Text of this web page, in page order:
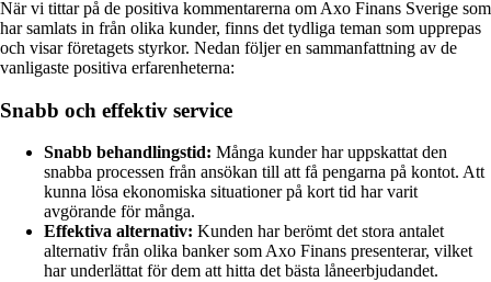
När vi tittar på de positiva kommentarerna om Axo Finans Sverige som
har samlats in från olika kunder, finns det tydliga teman som upprepas
och visar företagets styrkor. Nedan följer en sammanfattning av de
vanligaste positiva erfarenheterna:
Snabb och effektiv service
Snabb behandlingstid: Många kunder har uppskattat den
snabba processen från ansökan till att få pengarna på kontot. Att
kunna lösa ekonomiska situationer på kort tid har varit
avgörande för många.
Effektiva alternativ: Kunden har berömt det stora antalet
alternativ från olika banker som Axo Finans presenterar, vilket
har underlättat för dem att hitta det bästa låneerbjudandet.